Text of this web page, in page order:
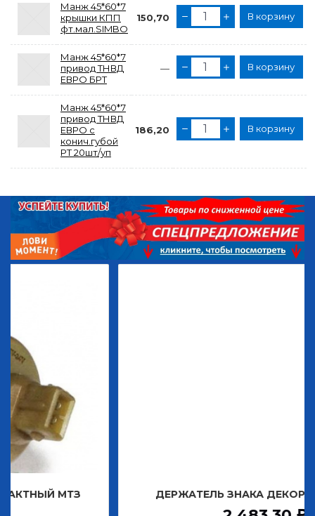
Манж 45*60*7
крышки КПП
фт.мал.SIMBO
150,70 В корзину
Манж 45*60*7
привод ТНВД
ЕВРО БРТ
— В корзину
Манж 45*60*7
привод ТНВД
ЕВРО с
конич.губой
РТ 20шт/уп
186,20 В корзину
МТЗ ДЕРЖАТЕЛЬ ЗНАКА